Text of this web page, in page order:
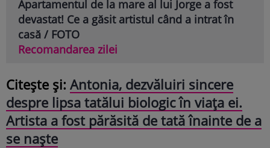
Apartamentul de la mare al lui Jorge a fost
devastat! Ce a găsit artistul când a intrat în
casă / FOTO
Recomandarea zilei
Citește și: Antonia, dezvăluiri sincere
despre lipsa tatălui biologic în viața ei.
Artista a fost părăsită de tată înainte de a
se naște